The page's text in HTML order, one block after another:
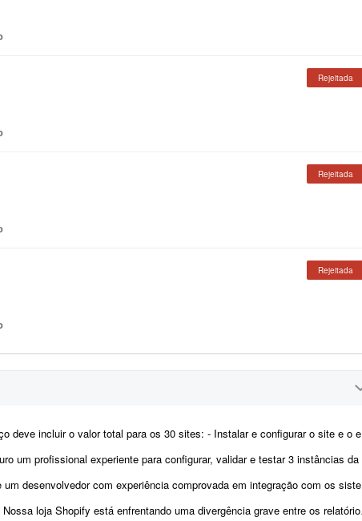
Rejeitada
Rejeitada
Rejeitada
o valor total para os 30 sites: - Instalar e configurar o site e o e-mail na HostGator, depois instalar o WordPress. Eu fornecerei o logotipo, os textos e as informa&...
experiente para configurar, validar e testar 3 instâncias da API Oficial do WhatsApp Business, deixando todo o ambiente pronto para uso. O freelancer será resp...
com experiência comprovada em integração com os sistemas da ANTT (RNTRC - Registro Nacional de Transportadores Rodoviários de Cargas), espe...
loja Shopify está enfrentando uma divergência grave entre os relatórios de vendas do Meta Ads e as vendas reais confirmadas na Shopify. Em diversas semanas analisadas, o M...